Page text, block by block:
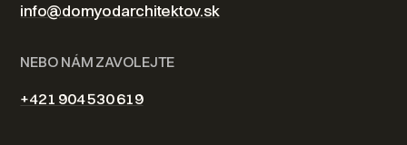
info@domyodarchitektov.sk
NEBO NÁM ZAVOLEJTE
+421 904 530 619